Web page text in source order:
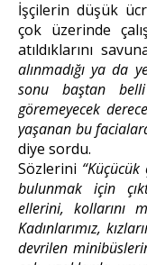
İşçilerin düşük
çok üzerinde
atıldıklarını
alınmadığı ya da
sonu baştan
göremeyecek
yaşanan bu
diye sordu.
Sözlerini
bulunmak için
ellerini, kollarını
Kadınlarımız,
devrilen